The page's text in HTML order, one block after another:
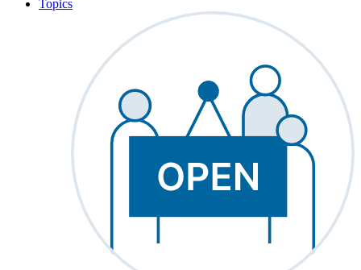
Topics